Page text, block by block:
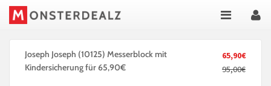
65,90€
95,00€
Joseph Joseph (10125) Messerblock mit
Kindersicherung für 65,90€